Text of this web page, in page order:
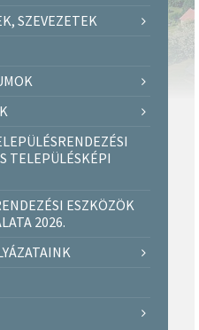
SZEVEZETEK
TELEPÜLÉSKÉPI
ESZKÖZÖK
2026.